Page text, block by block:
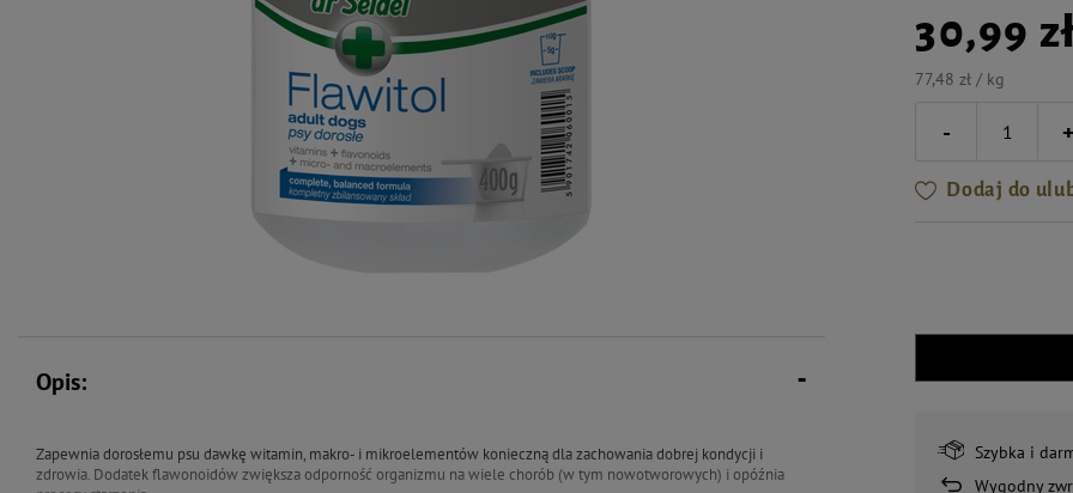
30,99
77,48 zł / kg
-
Dodaj do
Szybka i
Wygodny
Opis:
Zapewnia dorosłemu psu dawkę witamin, makro- i mikroelementów konieczną dla zachowania dobrej kondycji i
zdrowia. Dodatek flawonoidów zwiększa odporność organizmu na wiele chorób (w tym nowotworowych) i opóźnia